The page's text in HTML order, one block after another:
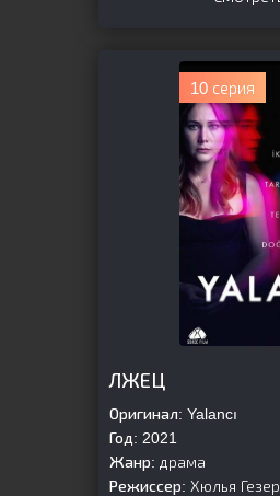
10 серия
ЛЖЕЦ
Оригинал: Yalancı
Год: 2021
Жанр: драма
Режиссер: Хюлья Гезер